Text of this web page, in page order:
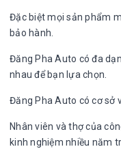
Đặc biệt mọi sản phẩm
bảo hành.
Đăng Pha Auto có đa
nhau để bạn lựa chọn.
Đăng Pha Auto có cơ sở
Nhân viên và thợ của
kinh nghiệm nhiều năm